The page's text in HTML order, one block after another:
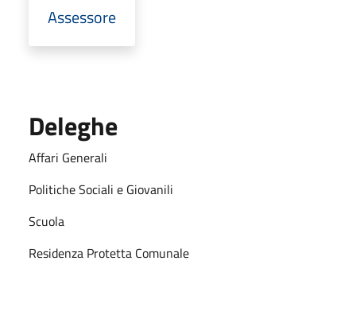
Assessore
Deleghe
Affari Generali
Politiche Sociali e Giovanili
Scuola
Residenza Protetta Comunale